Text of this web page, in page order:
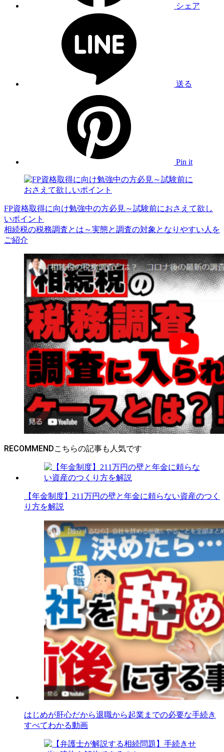
シェア
送る
Pin it
FP資格取得に向け勉強中の方必見～試験前におさえて欲し
いポイント
相続税の税務調査とは～実態と調査の対象となりやすい人を
ご紹介
RECOMMEND
【年金制度】211万円の壁と年金に頼らない資産のつく
り方を解説
はじめが肝心だから退職から起業までの必要な手続き
すべてわかる動画